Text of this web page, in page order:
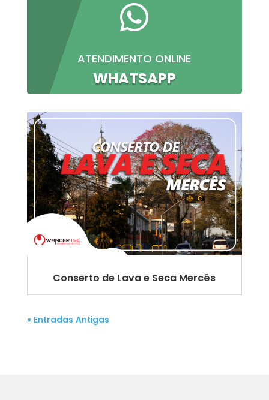

ATENDIMENTO ONLINE
WHATSAPP
Conserto de Lava e Seca Mercês
« Entradas Antigas